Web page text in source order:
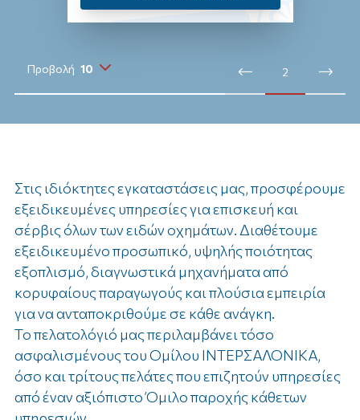
Προβολή 10
2
Στις ιδιόκτητες εγκαταστάσεις μας, προσφέρουμε
εξειδικευμένες υπηρεσίες για επισκευή και
σέρβις όλων των ειδών οχημάτων. Διαθέτουμε
εξειδικευμένο προσωπικό, υψηλής ποιότητας
εξοπλισμό, διαγνωστικά μηχανήματα από
κορυφαίους παραγωγούς και πλούσια εμπειρία
για να ανταποκριθούμε σε κάθε ανάγκη.
Το πελατολόγιό μας περιλαμβάνει τόσο
ασφαλισμένους του Ομίλου ΙΝΤΕΡΣΑΛΟΝΙΚΑ,
όσο και τρίτους πελάτες που επιζητούν υπηρεσίες
από έναν αξιόπιστο Όμιλο παροχής κάθετων